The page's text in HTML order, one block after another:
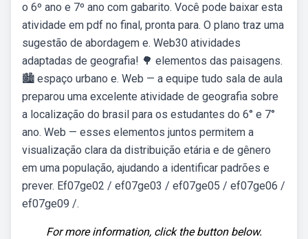
o 6º ano e 7º ano com gabarito. Você pode baixar esta
atividade em pdf no final, pronta para. O plano traz uma
sugestão de abordagem e. Web30 atividades
adaptadas de geografia! 🌳 elementos das paisagens.
🏙️ espaço urbano e. Web — a equipe tudo sala de aula
preparou uma excelente atividade de geografia sobre
a localização do brasil para os estudantes do 6° e 7°
ano. Web — esses elementos juntos permitem a
visualização clara da distribuição etária e de gênero
em uma população, ajudando a identificar padrões e
prever. Ef07ge02 / ef07ge03 / ef07ge05 / ef07ge06 /
ef07ge09 /.
For more information, click the button below.